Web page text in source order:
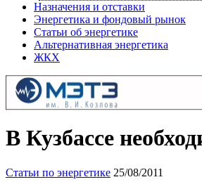
Назначения и отставки
Энергетика и фондовый рынок
Статьи об энергетике
Альтернативная энергетика
ЖКХ
В Кузбассе
Статьи по энергетике 25/08/2011